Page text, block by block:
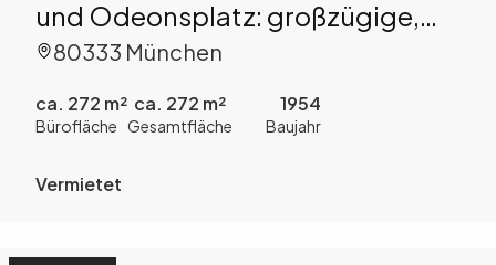
und Odeonsplatz: großzügige,
helle Büro-/ Praxisfläche im
80333 München
ca. 272 m²
Bürofläche
ca. 272 m²
Gesamtfläche
1954
Baujahr
Vermietet